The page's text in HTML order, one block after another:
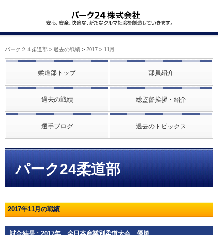
パーク２４柔道部 > 過去の戦績 > 2017 > 11月
柔道部トップ 部員紹介
過去の戦績 総監督挨拶・紹介
選手ブログ 過去のトピックス
パーク24柔道部
2017年11月の戦績
試合結果 : 2017年 全日本産業別柔道大会 優勝